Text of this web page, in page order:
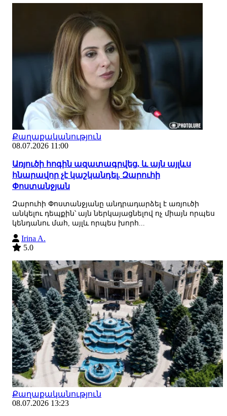
Քաղաքականություն
08.07.2026 11:00
Առյուծի հոգին ազատագրվեց, և այն այլևս
հնարավոր չէ կաշկանդել. Զարուհի
Փոստանջյան
Զարուհի Փոստանջյանը անդրադարձել է առյուծի
անկելու դեպքին՝ այն ներկայացնելով ոչ միայն որպես
կենդանու մահ, այլև որպես խորհ...
Irina A.
5.0
Քաղաքականություն
08.07.2026 13:23